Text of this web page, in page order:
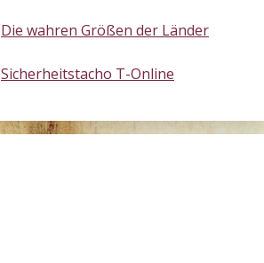
Die wahren Größen der Länder
Sicherheitstacho T-Online